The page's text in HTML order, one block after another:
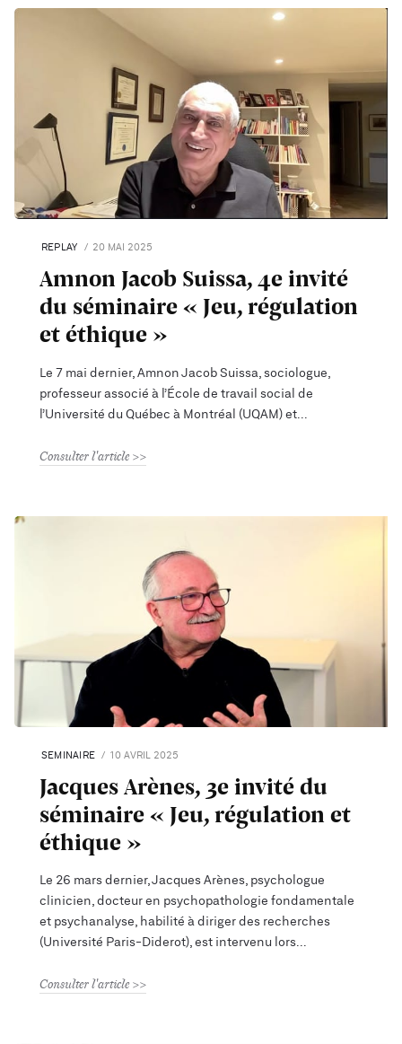
REPLAY 20 MAI 2025
Amnon Jacob Suissa, 4e invité
du séminaire « Jeu, régulation
et éthique »
Le 7 mai dernier, Amnon Jacob Suissa, sociologue,
professeur associé à l’École de travail social de
l’Université du Québec à Montréal (UQAM) et
Consulter l'article
SEMINAIRE 10 AVRIL 2025
Jacques Arènes, 3e invité du
séminaire « Jeu, régulation et
éthique »
Le 26 mars dernier, Jacques Arènes, psychologue
clinicien, docteur en psychopathologie fondamentale
et psychanalyse, habilité à diriger des recherches
(Université Paris-Diderot), est intervenu lors
Consulter l'article